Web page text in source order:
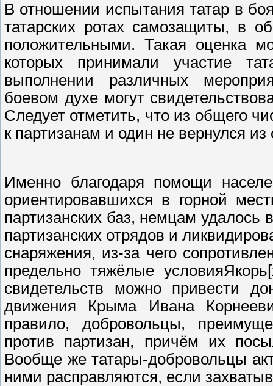
В отношении испытания татар в
татарских ротах самозащиты, в
положительными. Такая оценка
которых принимали участие
выполнении различных
боевом духе могут
Следует отметить, что из общего
к партизанам и один не вернулся из
Именно благодаря помощи
ориентировавшихся в горной
партизанских баз, немцам удалось
партизанских отрядов и
снаряжения, из-за чего
предельно тяжёлые
свидетельств можно привести
движения Крыма Ивана
правило, добровольцы,
против партизан, причём их
Вообще же татары-добровольцы
ними расправляются, если